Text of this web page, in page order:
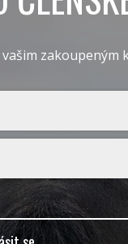
zakoupeným